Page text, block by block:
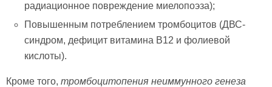
радиационное повреждение миелопоэза);
Повышенным потреблением тромбоцитов (ДВС-
синдром, дефицит витамина В12 и фолиевой
кислоты).
Кроме того, тромбоцитопения неиммунного генеза